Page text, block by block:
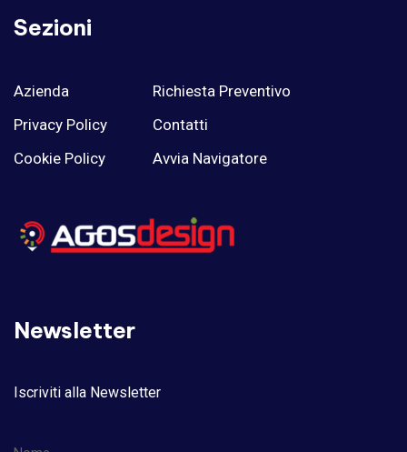
Sezioni
Azienda
Privacy Policy
Cookie Policy
Richiesta Preventivo
Contatti
Avvia Navigatore
Newsletter
Iscriviti alla Newsletter